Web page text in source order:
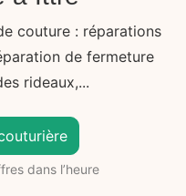
couture : réparations
de fermeture
rideaux,...
dans l’heure